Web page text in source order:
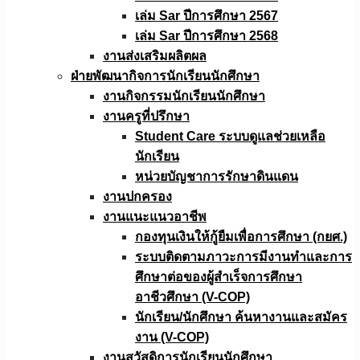
เล่ม Sar ปีการศึกษา 2567
เล่ม Sar ปีการศึกษา 2568
งานส่งเสริมผลิตผล
ฝ่ายพัฒนากิจการนักเรียนนักศึกษา
งานกิจกรรมนักเรียนนักศึกษา
งานครูที่ปรึกษา
Student Care ระบบดูแลช่วยเหลือ
นักเรียน
หน่วยบัญชาการรักษาดินแดน
งานปกครอง
งานแนะแนวอาชีพ
กองทุนเงินให้กู้ยืมเพื่อการศึกษา (กยศ.)
ระบบติดตามภาวะการมีงานทำและการ
ศึกษาต่อของผู้สำเร็จการศึกษา
อาชีวศึกษา (V-COP)
นักเรียน/นักศึกษา ค้นหางานและสมัคร
งาน (V-COP)
งานสวัสดิการนักเรียนนักศึกษา